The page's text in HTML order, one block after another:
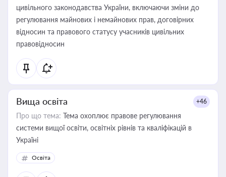
цивільного законодавства України, включаючи зміни до
регулювання майнових і немайнових прав, договірних
відносин та правового статусу учасників цивільних
правовідносин
Вища освіта +46
Про що тема: Тема охоплює правове регулювання
системи вищої освіти, освітніх рівнів та кваліфікацій в
Україні
Освіта